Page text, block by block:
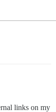
links on my